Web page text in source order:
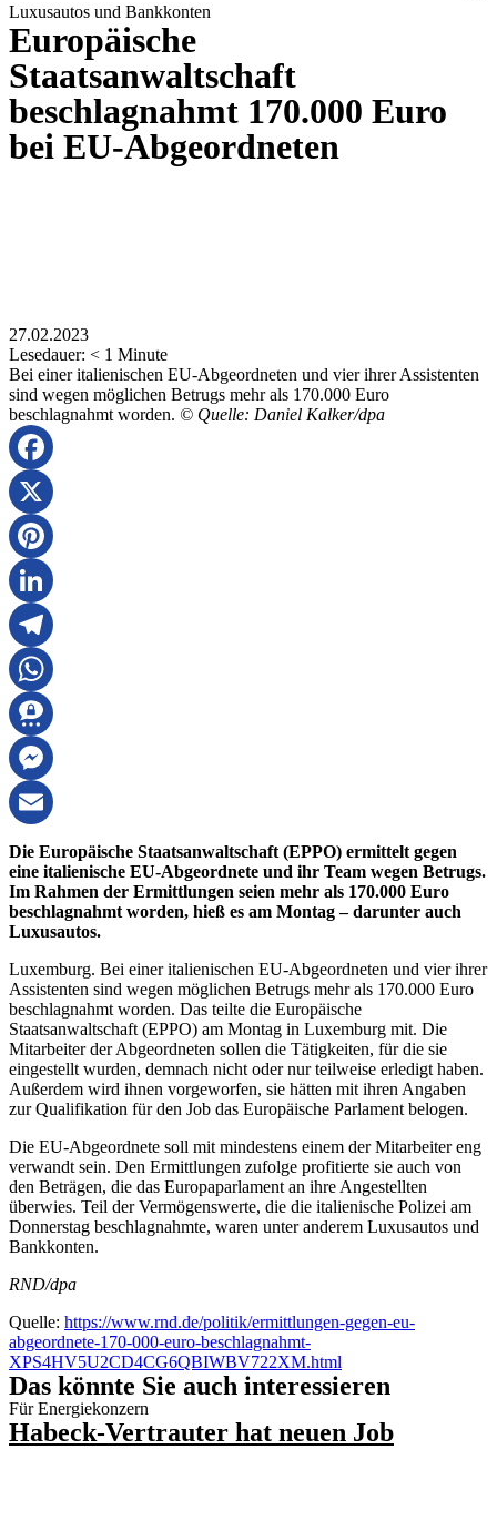
Luxusautos und Bankkonten
Europäische
Staatsanwaltschaft
beschlagnahmt 170.000 Euro
bei EU-Abgeordneten
27.02.2023
Lesedauer: < 1 Minute
Bei einer italienischen EU-Abgeordneten und vier ihrer Assistenten
sind wegen möglichen Betrugs mehr als 170.000 Euro
beschlagnahmt worden. © Quelle: Daniel Kalker/dpa
Facebook
X
Pinterest
LinkedIn
Telegram
WhatsApp
Threema
Messenger
Email
Die Europäische Staatsanwaltschaft (EPPO) ermittelt gegen
eine italienische EU-Abgeordnete und ihr Team wegen Betrugs.
Im Rahmen der Ermittlungen seien mehr als 170.000 Euro
beschlagnahmt worden, hieß es am Montag – darunter auch
Luxusautos.
Luxemburg. Bei einer italienischen EU-Abgeordneten und vier ihrer
Assistenten sind wegen möglichen Betrugs mehr als 170.000 Euro
beschlagnahmt worden. Das teilte die Europäische
Staatsanwaltschaft (EPPO) am Montag in Luxemburg mit. Die
Mitarbeiter der Abgeordneten sollen die Tätigkeiten, für die sie
eingestellt wurden, demnach nicht oder nur teilweise erledigt haben.
Außerdem wird ihnen vorgeworfen, sie hätten mit ihren Angaben
zur Qualifikation für den Job das Europäische Parlament belogen.
Die EU-Abgeordnete soll mit mindestens einem der Mitarbeiter eng
verwandt sein. Den Ermittlungen zufolge profitierte sie auch von
den Beträgen, die das Europaparlament an ihre Angestellten
überwies. Teil der Vermögenswerte, die die italienische Polizei am
Donnerstag beschlagnahmte, waren unter anderem Luxusautos und
Bankkonten.
RND/dpa
Quelle: https://www.rnd.de/politik/ermittlungen-gegen-eu-
abgeordnete-170-000-euro-beschlagnahmt-
XPS4HV5U2CD4CG6QBIWBV722XM.html
Das könnte Sie auch interessieren
Für Energiekonzern
Habeck-Vertrauter hat neuen Job